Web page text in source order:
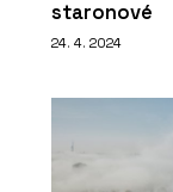
staronové
24. 4. 2024